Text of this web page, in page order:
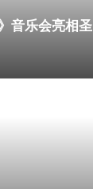
音乐会亮相圣